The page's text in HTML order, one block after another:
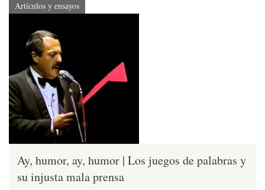
Artículos y ensayos
Ay, humor, ay, humor | Los juegos de palabras y
su injusta mala prensa